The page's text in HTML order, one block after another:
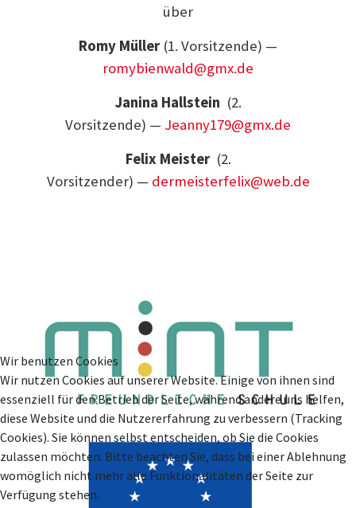
über
Romy Müller(1. Vorsitzende) —
romybienwald@gmx.de
Janina Hallstein (2.
Vorsitzende) — Jeanny179@gmx.de
Felix Meister(2.
Vorsitzender) — dermeisterfelix@web.de
Wir benutzen Cookies
Wir nutzen Cookies auf unserer Website. Einige von ihnen sind
essenziell für den Betrieb der Seite, während andere uns helfen,
diese Website und die Nutzererfahrung zu verbessern (Tracking
Cookies). Sie können selbst entscheiden, ob Sie die Cookies
zulassen möchten. Bitte beachten Sie, dass bei einer Ablehnung
womöglich nicht mehr alle Funktionalitäten der Seite zur
Verfügung stehen.